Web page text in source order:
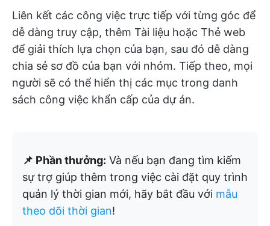
Liên kết các công việc trực tiếp với từng góc để
dễ dàng truy cập, thêm Tài liệu hoặc Thẻ web
để giải thích lựa chọn của bạn, sau đó dễ dàng
chia sẻ sơ đồ của bạn với nhóm. Tiếp theo, mọi
người sẽ có thể hiển thị các mục trong danh
sách công việc khẩn cấp của dự án.
📌 Phần thưởng: Và nếu bạn đang tìm kiếm
sự trợ giúp thêm trong việc cài đặt quy trình
quản lý thời gian mới, hãy bắt đầu với mẫu
theo dõi thời gian!